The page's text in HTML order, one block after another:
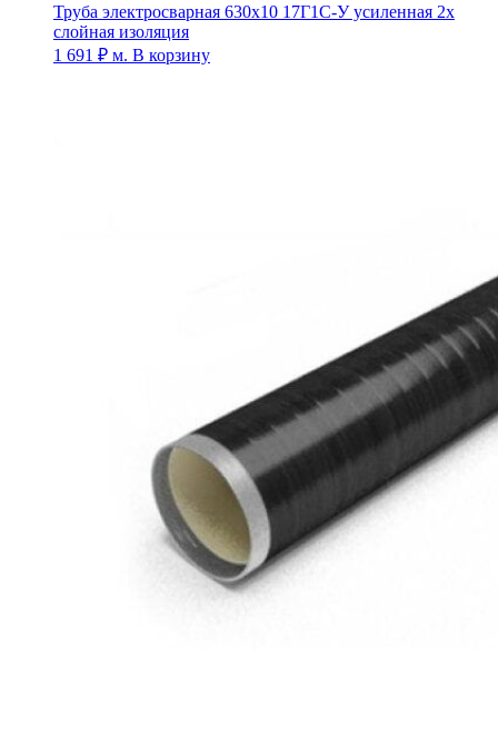
Труба электросварная 630х10 17Г1С-У усиленная 2х
слойная изоляция
1 691 ₽ м. В корзину